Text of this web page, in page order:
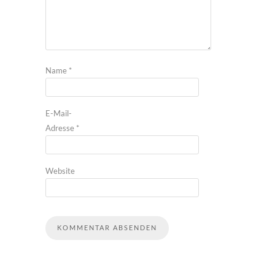
Name *
E-Mail-
Adresse *
Website